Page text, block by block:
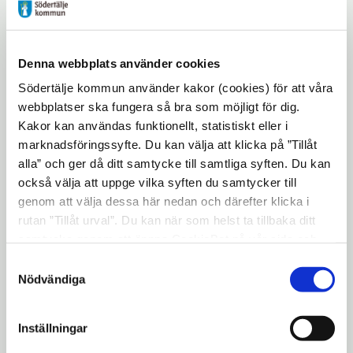
Denna webbplats använder cookies
Södertälje kommun använder kakor (cookies) för att våra
webbplatser ska fungera så bra som möjligt för dig.
Kakor kan användas funktionellt, statistiskt eller i
marknadsföringssyfte. Du kan välja att klicka på ”Tillåt
alla” och ger då ditt samtycke till samtliga syften. Du kan
också välja att uppge vilka syften du samtycker till
genom att välja dessa här nedan och därefter klicka i
rutan ”Tillåt urval”. Du kan när som helst ta tillbaka ditt
"Visa detaljer" kan du läsa om hur kakorna används och
hur vi och våra leverantörer inhämtar och behandlar
Nödvändiga
Inställningar
verksamheter nära som kan fånga upp och
ge stöd till de familjer som behöver det ger
ABC föräldrautbildningar riktar sig till
föräldrar med barn 3-12 år och går ut på att
stärka relationen mellan föräldrar och barn.
Man diskuterar och utbyter erfarenheter
utifrån vanliga situationer som uppstår i de
flesta familjer. Föräldrarna får sedan med
sig tydliga verktyg och tips att praktisera
- Det som är viktigt är att föräldrarna ska
känna att de inte är ensamma, att andra
lyfta fram att det finns forskning på det här